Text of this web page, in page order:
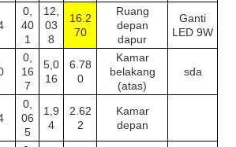
0,
40
1
12,
03
8
16.2
70
Ruang
depan
dapur
Ganti
LED 9W
0,
16
7
5,0
16
6.78
0
Kamar
belakang
(atas)
sda
0,
06
5
1,9
4
2.62
2
Kamar
depan